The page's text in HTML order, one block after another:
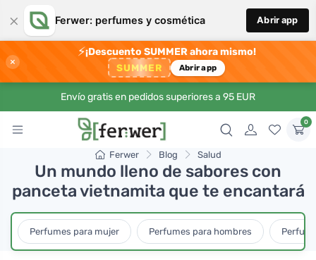
× Ferwer: perfumes y cosmética Abrir app
×
⚡¡Descuento SUMMER ahora mismo!
SUMMER Abrir app
Envío gratis en pedidos superiores a 95 EUR
0
Ferwer Blog Salud
Un mundo lleno de sabores con
panceta vietnamita que te encantará
Perfumes para mujer Perfumes para hombres